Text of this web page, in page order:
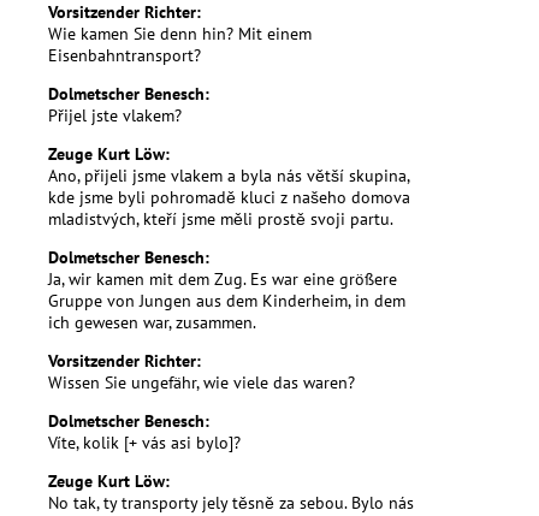
Vorsitzender Richter:
Wie kamen Sie denn hin? Mit einem
Eisenbahntransport?
Dolmetscher Benesch:
Přijel jste vlakem?
Zeuge Kurt Löw:
Ano, přijeli jsme vlakem a byla nás větší skupina,
kde jsme byli pohromadě kluci z našeho domova
mladistvých, kteří jsme měli prostě svoji partu.
Dolmetscher Benesch:
Ja, wir kamen mit dem Zug. Es war eine größere
Gruppe von Jungen aus dem Kinderheim, in dem
ich gewesen war, zusammen.
Vorsitzender Richter:
Wissen Sie ungefähr, wie viele das waren?
Dolmetscher Benesch:
Víte, kolik [+ vás asi bylo]?
Zeuge Kurt Löw:
No tak, ty transporty jely těsně za sebou. Bylo nás